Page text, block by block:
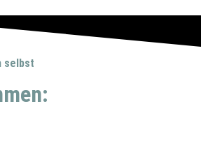
selbst